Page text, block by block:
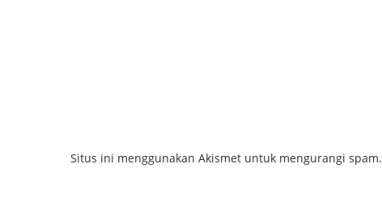
Situs ini menggunakan Akismet untuk mengurangi spam.